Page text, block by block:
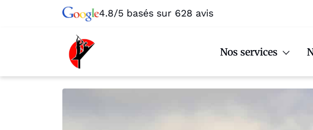
4.8/5 basés sur 628 avis
Nos services